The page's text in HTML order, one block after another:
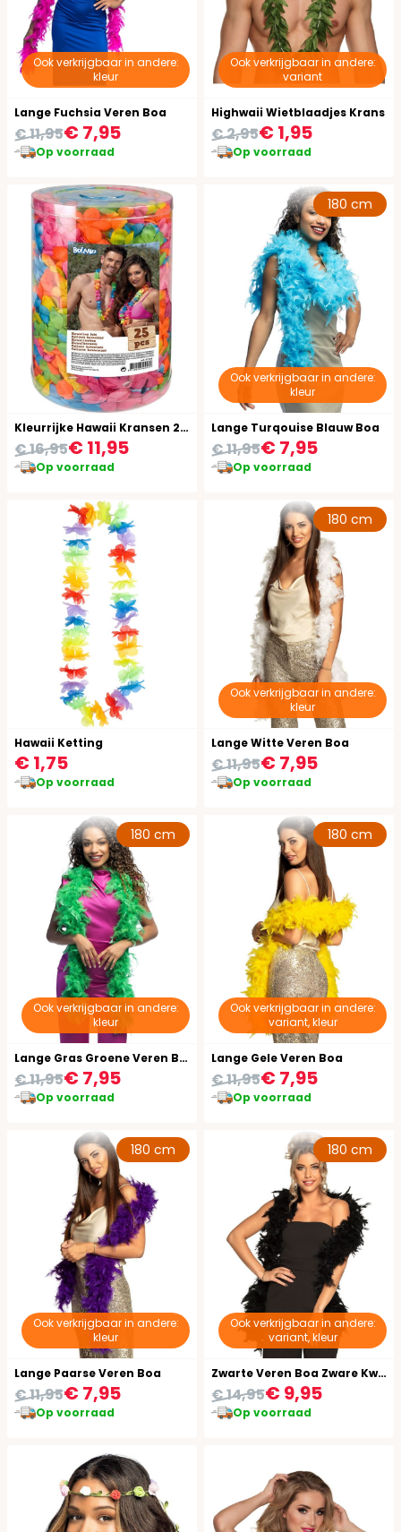
Ook verkrijgbaar in andere:
kleur
Lange Fuchsia Veren Boa
€ 7,95
€ 11,95
Op voorraad
Ook verkrijgbaar in andere:
variant
Highwaii Wietblaadjes Krans
€ 1,95
€ 2,95
Op voorraad
Kleurrijke Hawaii Kransen 25 Stuks
€ 11,95
€ 16,95
Op voorraad
Ook verkrijgbaar in andere:
kleur
180 cm
Lange Turqouise Blauw Boa
€ 7,95
€ 11,95
Op voorraad
Hawaii Ketting
€ 1,75
Op voorraad
Ook verkrijgbaar in andere:
kleur
180 cm
Lange Witte Veren Boa
€ 7,95
€ 11,95
Op voorraad
Ook verkrijgbaar in andere:
kleur
180 cm
Lange Gras Groene Veren Boa
€ 7,95
€ 11,95
Op voorraad
Ook verkrijgbaar in andere:
variant, kleur
180 cm
Lange Gele Veren Boa
€ 7,95
€ 11,95
Op voorraad
Ook verkrijgbaar in andere:
kleur
180 cm
Lange Paarse Veren Boa
€ 7,95
€ 11,95
Op voorraad
Ook verkrijgbaar in andere:
variant, kleur
180 cm
Zwarte Veren Boa Zware Kwaliteit
€ 9,95
€ 14,95
Op voorraad